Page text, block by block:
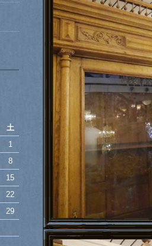
土
1
8
15
22
29